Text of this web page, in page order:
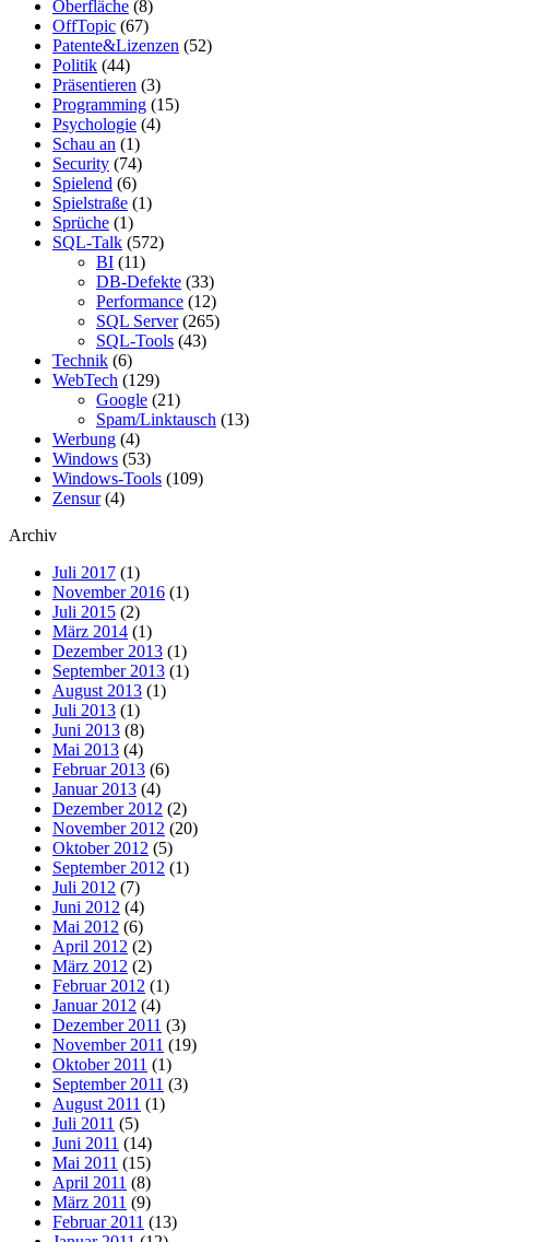
Oberfläche (8)
OffTopic (67)
Patente&Lizenzen (52)
Politik (44)
Präsentieren (3)
Programming (15)
Psychologie (4)
Schau an (1)
Security (74)
Spielend (6)
Spielstraße (1)
Sprüche (1)
SQL-Talk (572)
BI (11)
DB-Defekte (33)
Performance (12)
SQL Server(265)
SQL-Tools (43)
Technik (6)
WebTech (129)
Google (21)
Spam/Linktausch (13)
Werbung (4)
Windows (53)
Windows-Tools (109)
Zensur(4)
Archiv
Juli 2017 (1)
November 2016 (1)
Juli 2015 (2)
März 2014 (1)
Dezember 2013 (1)
September 2013 (1)
August 2013 (1)
Juli 2013 (1)
Juni 2013 (8)
Mai 2013 (4)
Februar 2013 (6)
Januar 2013 (4)
Dezember 2012 (2)
November 2012 (20)
Oktober 2012 (5)
September 2012 (1)
Juli 2012 (7)
Juni 2012 (4)
Mai 2012 (6)
April 2012 (2)
März 2012 (2)
Februar 2012 (1)
Januar 2012 (4)
Dezember 2011 (3)
November 2011 (19)
Oktober 2011 (1)
September 2011 (3)
August 2011 (1)
Juli 2011 (5)
Juni 2011 (14)
Mai 2011 (15)
April 2011 (8)
März 2011 (9)
Februar 2011 (13)